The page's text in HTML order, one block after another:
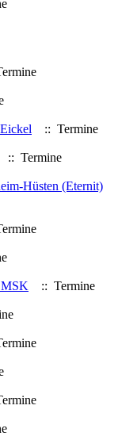
:: Termine
:: Termine
Hüsten (Eternit)
MSK
:: Termine